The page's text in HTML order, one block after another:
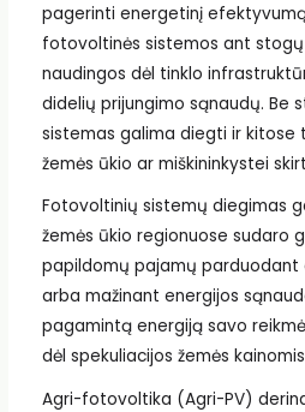
pagerinti energetinį
fotovoltinės sistemos ant
naudingos dėl tinklo
didelių prijungimo sąnaudų. Be
sistemas galima diegti ir kitose
žemės ūkio ar miškininkystei
Fotovoltinių sistemų diegimas
žemės ūkio regionuose sudaro
papildomų pajamų parduodant
arba mažinant energijos
pagamintą energiją savo
dėl spekuliacijos žemės
Agri-fotovoltika (Agri-PV)